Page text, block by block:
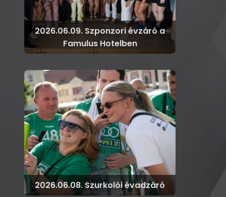
2026.06.09. Szponzori évzáró a
Famulus Hotelben
2026.06.08. Szurkolói évadzáró